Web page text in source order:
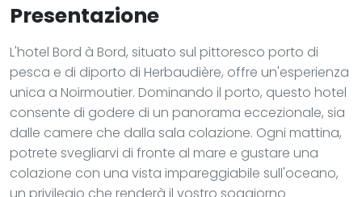
Presentazione
L'hotel Bord à Bord, situato sul pittoresco porto di
pesca e di diporto di Herbaudière, offre un'esperienza
unica a Noirmoutier. Dominando il porto, questo hotel
consente di godere di un panorama eccezionale, sia
dalle camere che dalla sala colazione. Ogni mattina,
potrete svegliarvi di fronte al mare e gustare una
colazione con una vista impareggiabile sull'oceano,
un privilegio che renderà il vostro soggiorno